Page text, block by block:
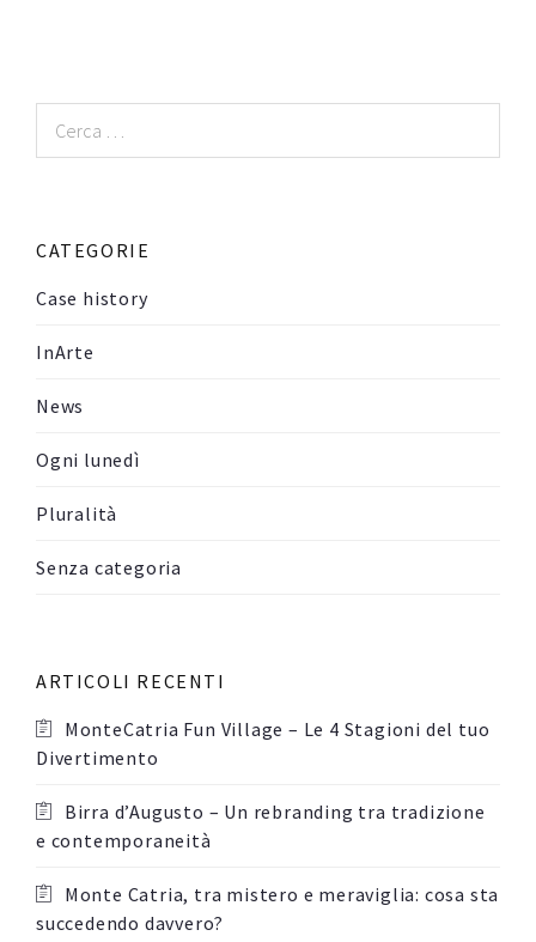
per:
CATEGORIE
Case history
InArte
News
Ogni lunedì
Pluralità
Senza categoria
ARTICOLI RECENTI
MonteCatria Fun Village – Le 4 Stagioni del tuo
Divertimento
Birra d’Augusto – Un rebranding tra tradizione
e contemporaneità
Monte Catria, tra mistero e meraviglia: cosa sta
succedendo davvero?